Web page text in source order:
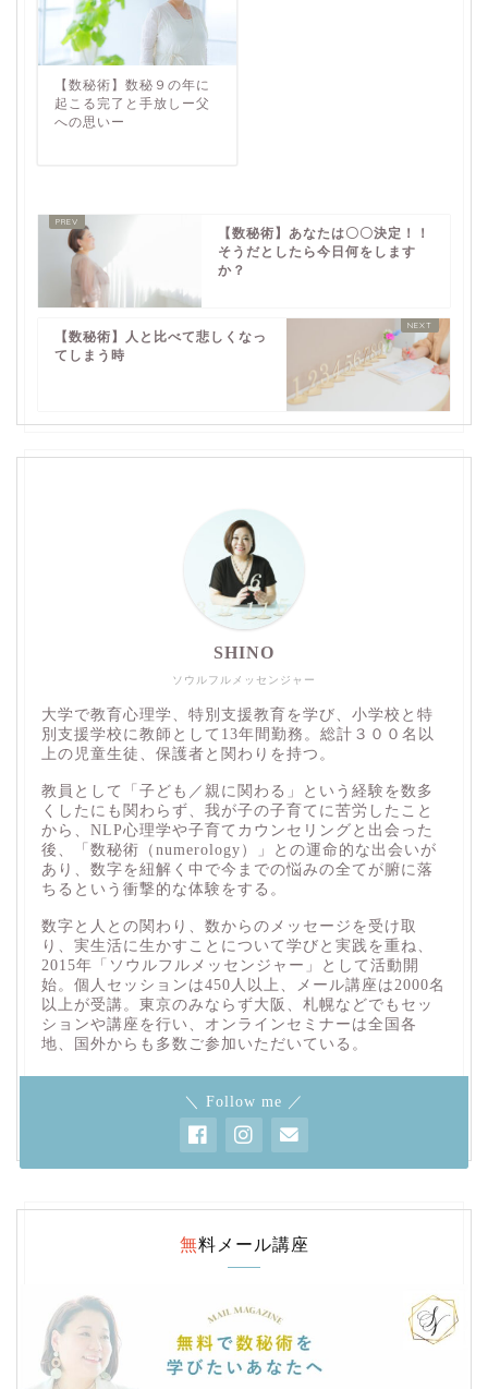
【数秘術】数秘９の年に
起こる完了と手放しー父
への思いー
【数秘術】あなたは〇〇決定！！
そうだとしたら今日何をします
か？
【数秘術】人と比べて悲しくなっ
てしまう時
ソウルフルメッセンジャー
SHINO
大学で教育心理学、特別支援教育を学び、小学校と特
別支援学校に教師として13年間勤務。総計３００名以
上の児童生徒、保護者と関わりを持つ。
教員として「子ども／親に関わる」という経験を数多
くしたにも関わらず、我が子の子育てに苦労したこと
から、NLP心理学や子育てカウンセリングと出会った
後、「数秘術（numerology）」との運命的な出会いが
あり、数字を紐解く中で今までの悩みの全てが腑に落
ちるという衝撃的な体験をする。
数字と人との関わり、数からのメッセージを受け取
り、実生活に生かすことについて学びと実践を重ね、
2015年「ソウルフルメッセンジャー」として活動開
始。個人セッションは450人以上、メール講座は2000名
以上が受講。東京のみならず大阪、札幌などでもセッ
ションや講座を行い、オンラインセミナーは全国各
地、国外からも多数ご参加いただいている。
＼ Follow me ／
無料メール講座